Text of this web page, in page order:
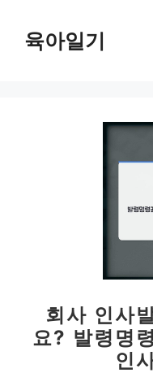
육아일기
회사 인사
요? 발령명
인